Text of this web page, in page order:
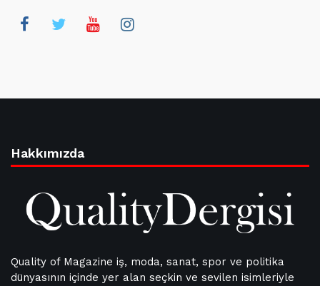
Hakkımızda
Quality of Magazine iş, moda, sanat, spor ve politika
dünyasının içinde yer alan seçkin ve sevilen isimleriyle